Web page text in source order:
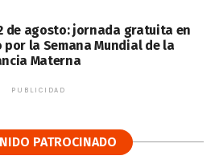
de agosto: jornada gratuita en
por la Semana Mundial de la
Materna
PUBLICIDAD
PATROCINADO